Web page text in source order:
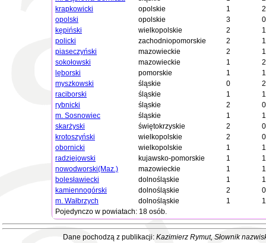
krapkowicki
opolskie 1
2
opolski
opolskie 3
0
kępiński
wielkopolskie 2
1
policki
zachodniopomorskie 2
1
piaseczyński
mazowieckie 2
1
sokołowski
mazowieckie 1
2
lęborski
pomorskie 1
1
myszkowski
śląskie 0
2
raciborski
śląskie 1
1
rybnicki
śląskie 2
0
m. Sosnowiec
śląskie 1
1
skarżyski
świętokrzyskie 2
0
krotoszyński
wielkopolskie 2
0
obornicki
wielkopolskie 1
1
radziejowski
kujawsko-pomorskie 1
1
nowodworski(Maz.)
mazowieckie 1
1
bolesławiecki
dolnośląskie 1
1
kamiennogórski
dolnośląskie 2
0
m. Wałbrzych
dolnośląskie 1
1
Pojedynczo w powiatach: 18 osób.
Dane pochodzą z publikacji: Kazimierz Rymut, Słownik